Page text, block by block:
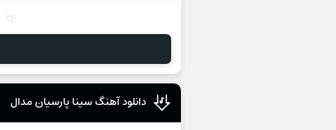
دانلود آهنگ سینا پارسیان مدال